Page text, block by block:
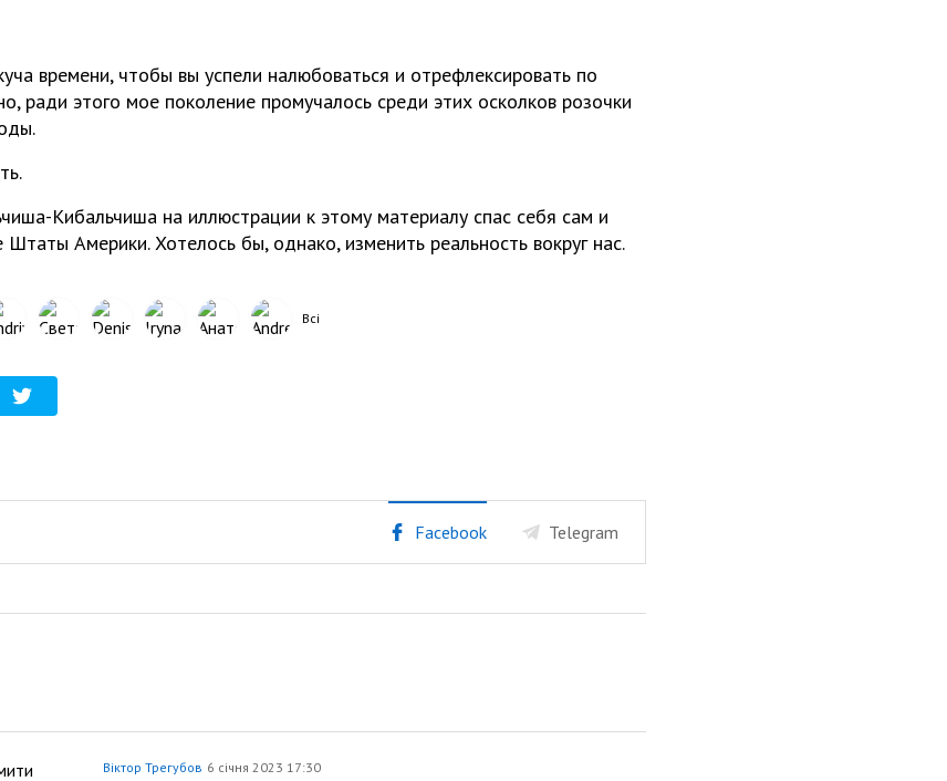
времени, чтобы вы успели налюбоваться и отрефлексировать по
ради этого мое поколение промучалось среди этих осколков розочки
Кибальчиша на иллюстрации к этому материалу спас себя сам и
Америки. Хотелось бы, однако, изменить реальность вокруг нас.
Всі
Facebook Telegram
Віктор Трегубов 6 січня 2023 17:30